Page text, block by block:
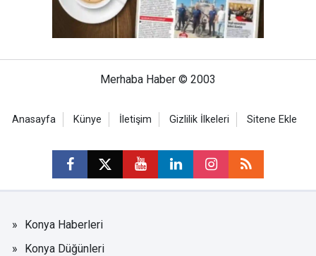
Merhaba Haber © 2003
Anasayfa Künye İletişim Gizlilik İlkeleri Sitene Ekle
Konya Haberleri
Konya Düğünleri